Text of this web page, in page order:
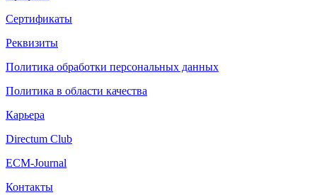
Сертификаты
Реквизиты
Политика обработки персональных данных
Политика в области качества
Карьера
Directum Club
ECM-Journal
Контакты